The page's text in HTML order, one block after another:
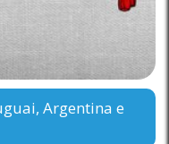
Argentina e